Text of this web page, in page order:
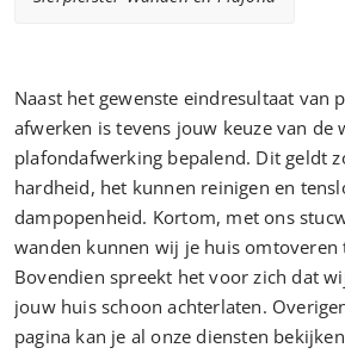
Naast het gewenste eindresultaat van
afwerken is tevens jouw keuze van de
plafondafwerking bepalend. Dit geldt
hardheid, het kunnen reinigen en
dampopenheid. Kortom, met ons
wanden kunnen wij je huis omtoveren
Bovendien spreekt het voor zich dat
jouw huis schoon achterlaten.
pagina kan je al onze diensten